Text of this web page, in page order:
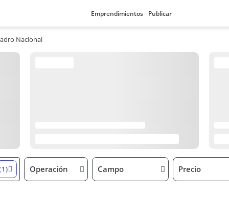
Emprendimientos Publicar
Nacional
Operación Campo Precio